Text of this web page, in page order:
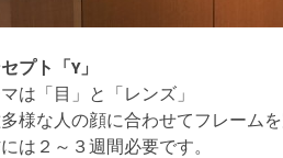
プト「Y」
は「目」と「レンズ」
様な人の顔に合わせてフレーム
は２～３週間必要です。